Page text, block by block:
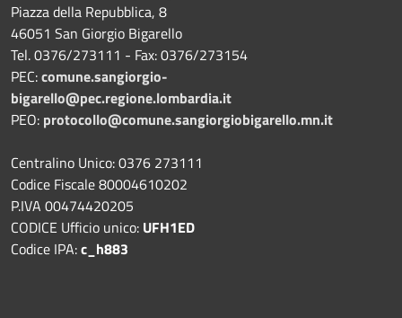
Piazza della Repubblica, 8
46051 San Giorgio Bigarello
Tel. 0376/273111 - Fax: 0376/273154
PEC:comune.sangiorgio-
bigarello@pec.regione.lombardia.it
PEO: protocollo@comune.sangiorgiobigarello.mn.it
Centralino Unico: 0376 273111
Codice Fiscale 80004610202
P.IVA 00474420205
CODICE Ufficio unico: UFH1ED
Codice IPA:c_h883